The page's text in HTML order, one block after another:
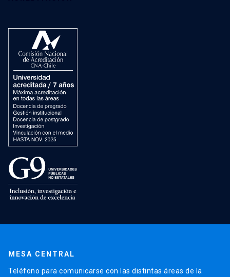
MESA CENTRAL
Teléfono para comunicarse con las distintas áreas de la